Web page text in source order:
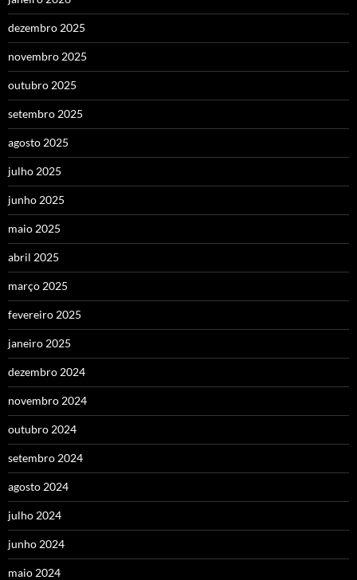
dezembro 2025
novembro 2025
outubro 2025
setembro 2025
agosto 2025
julho 2025
junho 2025
maio 2025
abril 2025
março 2025
fevereiro 2025
janeiro 2025
dezembro 2024
novembro 2024
outubro 2024
setembro 2024
agosto 2024
julho 2024
junho 2024
maio 2024